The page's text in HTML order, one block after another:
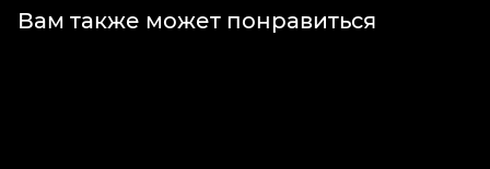
Вам также может понравиться